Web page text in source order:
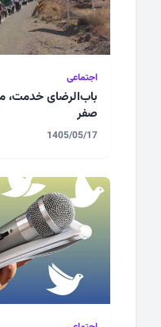
اجتماعی
باب‌الرضای خدمت،
صفر
1405/05/17